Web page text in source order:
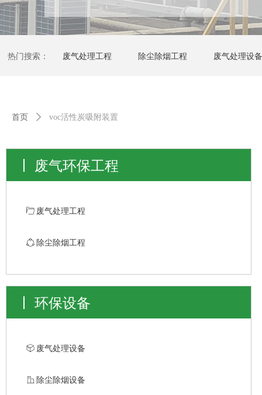
首页 ꄲ voc活性炭吸附装置
ꄁ 废气处理工程
ꁢ 除尘除烟工程
废气环保工程
环保设备
ꁦ 废气处理设备
ꀶ 除尘除烟设备
热门搜索： 废气处理工程 除尘除烟工程 废气处理设